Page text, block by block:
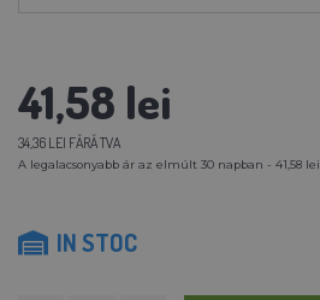
41,58 lei
34,36 LEI FĂRĂ TVA
A legalacsonyabb ár az elmúlt 30 napban - 41,58 lei
IN STOC